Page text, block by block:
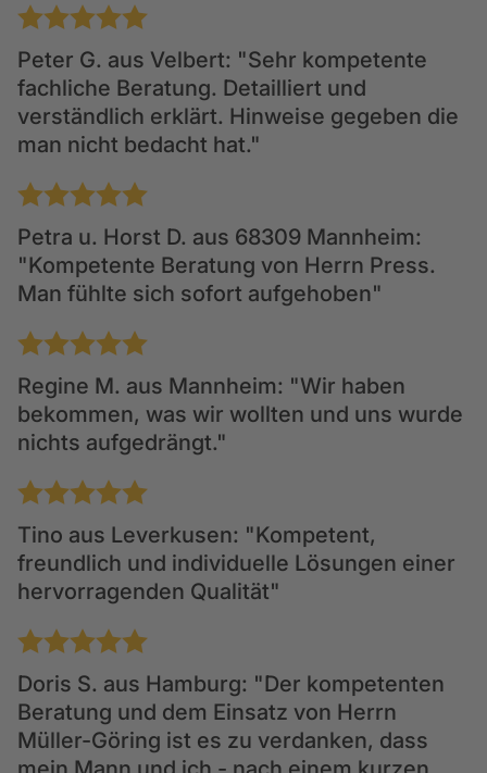
1 2 3 4 5
Peter G. aus Velbert: "Sehr kompetente
fachliche Beratung. Detailliert und
verständlich erklärt. Hinweise gegeben die
man nicht bedacht hat."
1 2 3 4 5
Petra u. Horst D. aus 68309 Mannheim:
"Kompetente Beratung von Herrn Press.
Man fühlte sich sofort aufgehoben"
1 2 3 4 5
Regine M. aus Mannheim: "Wir haben
bekommen, was wir wollten und uns wurde
nichts aufgedrängt."
1 2 3 4 5
Tino aus Leverkusen: "Kompetent,
freundlich und individuelle Lösungen einer
hervorragenden Qualität"
1 2 3 4 5
Doris S. aus Hamburg: "Der kompetenten
Beratung und dem Einsatz von Herrn
Müller-Göring ist es zu verdanken, dass